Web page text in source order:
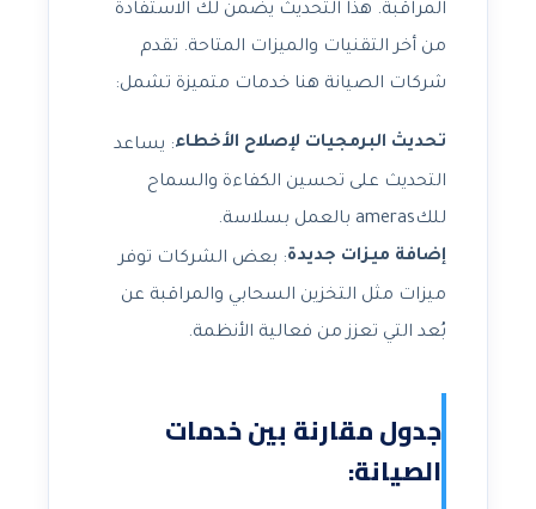
المراقبة. هذا التحديث يضمن لك الاستفادة
من أخر التقنيات والميزات المتاحة. تقدم
شركات الصيانة هنا خدمات متميزة تشمل:
تحديث البرمجيات لإصلاح الأخطاء: يساعد
التحديث على تحسين الكفاءة والسماح
للكameras بالعمل بسلاسة.
إضافة ميزات جديدة: بعض الشركات توفر
ميزات مثل التخزين السحابي والمراقبة عن
بُعد التي تعزز من فعالية الأنظمة.
جدول مقارنة بين خدمات
الصيانة: